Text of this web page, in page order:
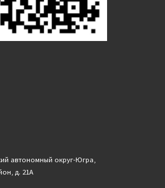
автономный округ-Югра,
д. 21А